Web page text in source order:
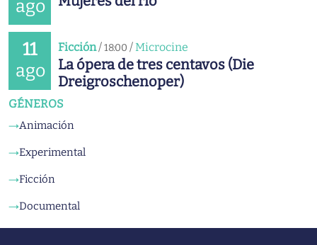
ago
11
ago
Ficción/18:00 /Microcine
La ópera de tres centavos (Die
Dreigroschenoper)
GÉNEROS
→Animación
→Experimental
→Ficción
→Documental